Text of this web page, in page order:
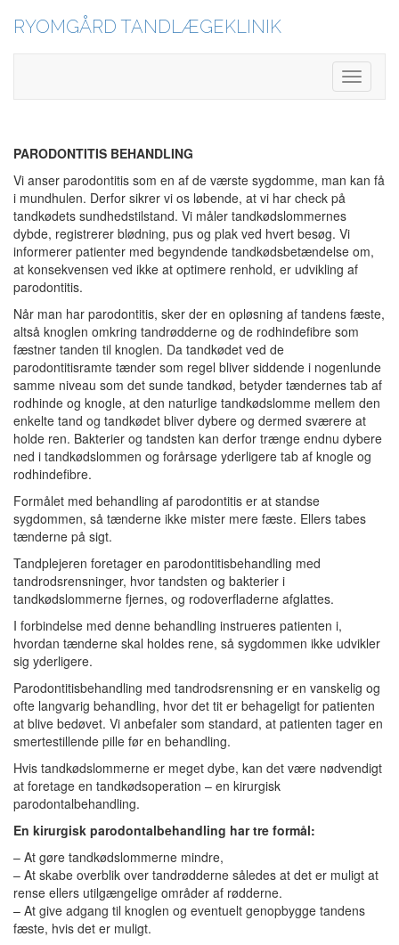
RYOMGÅRD TANDLÆGEKLINIK
Toggle
PARODONTITIS BEHANDLING
Vi anser parodontitis som en af de værste sygdomme, man kan få
i mundhulen. Derfor sikrer vi os løbende, at vi har check på
tandkødets sundhedstilstand. Vi måler tandkødslommernes
dybde, registrerer blødning, pus og plak ved hvert besøg. Vi
informerer patienter med begyndende tandkødsbetændelse om,
at konsekvensen ved ikke at optimere renhold, er udvikling af
parodontitis.
Når man har parodontitis, sker der en opløsning af tandens fæste,
altså knoglen omkring tandrødderne og de rodhindefibre som
fæstner tanden til knoglen. Da tandkødet ved de
parodontitisramte tænder som regel bliver siddende i nogenlunde
samme niveau som det sunde tandkød, betyder tændernes tab af
rodhinde og knogle, at den naturlige tandkødslomme mellem den
enkelte tand og tandkødet bliver dybere og dermed sværere at
holde ren. Bakterier og tandsten kan derfor trænge endnu dybere
ned i tandkødslommen og forårsage yderligere tab af knogle og
rodhindefibre.
Formålet med behandling af parodontitis er at standse
sygdommen, så tænderne ikke mister mere fæste. Ellers tabes
tænderne på sigt.
Tandplejeren foretager en parodontitisbehandling med
tandrodsrensninger, hvor tandsten og bakterier i
tandkødslommerne fjernes, og rodoverfladerne afglattes.
I forbindelse med denne behandling instrueres patienten i,
hvordan tænderne skal holdes rene, så sygdommen ikke udvikler
sig yderligere.
Parodontitisbehandling med tandrodsrensning er en vanskelig og
ofte langvarig behandling, hvor det tit er behageligt for patienten
at blive bedøvet. Vi anbefaler som standard, at patienten tager en
smertestillende pille før en behandling.
Hvis tandkødslommerne er meget dybe, kan det være nødvendigt
at foretage en tandkødsoperation – en kirurgisk
parodontalbehandling.
En kirurgisk parodontalbehandling har tre formål:
– At gøre tandkødslommerne mindre,
– At skabe overblik over tandrødderne således at det er muligt at
rense ellers utilgængelige områder af rødderne.
– At give adgang til knoglen og eventuelt genopbygge tandens
fæste, hvis det er muligt.